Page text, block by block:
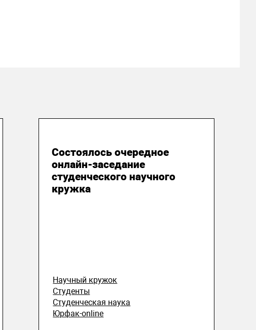
Состоялось очередное
онлайн-заседание
студенческого научного
кружка
Научный кружок
Студенты
Студенческая наука
Юрфак-online